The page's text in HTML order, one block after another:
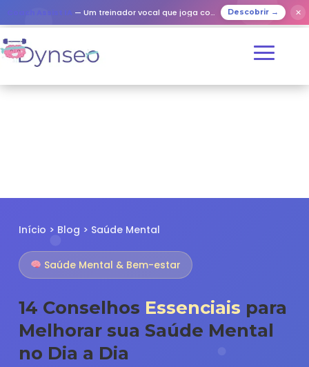
Coach Assist IA — Um treinador vocal que joga com os seus entes queridos Descobrir → ✕
Início > Blog > Saúde Mental
Saúde Mental & Bem-estar
14 Conselhos Essenciais para
Melhorar sua Saúde Mental
no Dia a Dia